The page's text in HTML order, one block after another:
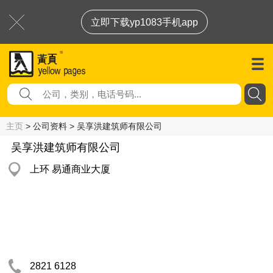
立即下载yp1083手机app
主页 > 公司资料 > 吴享洪建筑师有限公司
吴享洪建筑师有限公司
上环 易通商业大厦
2821 6128